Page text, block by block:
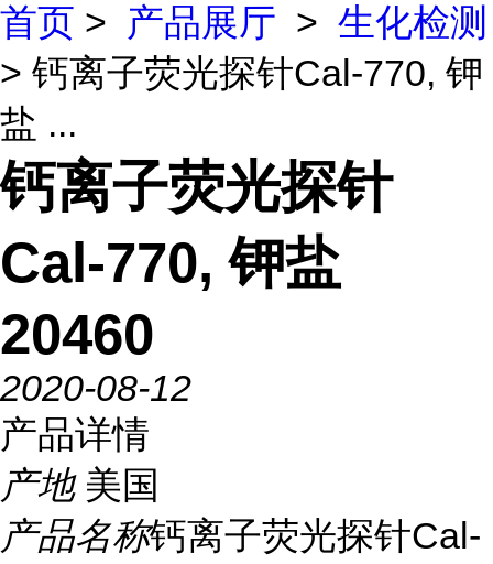
首页 > 产品展厅 > 生化检测
> 钙离子荧光探针Cal-770, 钾
盐 ...
钙离子荧光探针
Cal-770, 钾盐
20460
2020-08-12
产品详情
产地 美国
产品名称钙离子荧光探针Cal-